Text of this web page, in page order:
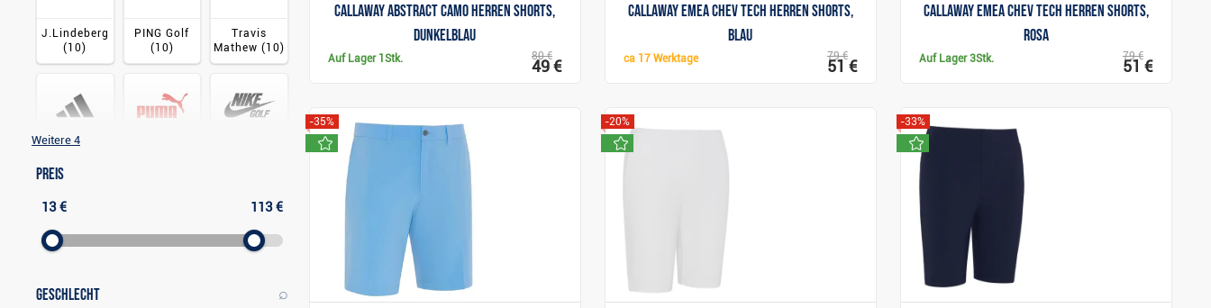
Callaway Abstract Camo Herren Shorts,
dunkelblau
Auf Lager 1Stk. 80 €
49 €
Callaway Emea Chev Tech Herren Shorts,
blau
ca 17 Werktage 79 €
51 €
Callaway Emea Chev Tech Herren Shorts,
rosa
Auf Lager3Stk. 79 €
51 €
-35%
neu
Anzeigen
-20%
Anzeigen
-33%
Anzeigen
J.Lindeberg
(10)
PING Golf
(10)
Travis
Mathew (10)
Weitere 4
Preis
13 € 113 €
Geschlecht ⌕